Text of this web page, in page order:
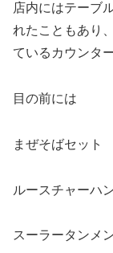
店内にはテーブ
れたこともあり
ているカウンタ
目の前には
まぜそばセット
ルースチャーハ
スーラータンメ